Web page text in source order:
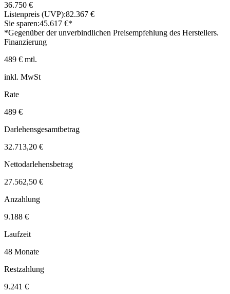
36.750 €
Listenpreis (UVP):82.367 €
Sie sparen:45.617 €*
*Gegenüber der unverbindlichen Preisempfehlung des Herstellers.
Finanzierung
489 € mtl.
inkl. MwSt
Rate
489 €
Darlehensgesamtbetrag
32.713,20 €
Nettodarlehensbetrag
27.562,50 €
Anzahlung
9.188 €
Laufzeit
48 Monate
Restzahlung
9.241 €